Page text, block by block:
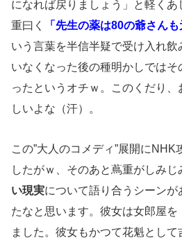
になれば戻りましょう」と軽く
重曰く
「先生の薬は80の爺さん
いう言葉を半信半疑で受け入れ
いなくなった後の種明かしではそ
ったというオチｗ。このくだり
しいよな（汗）。
この”大人のコメディ”展開に
したがｗ、そのあと蔦重がしみじ
い現実について語り合うシーン
たなと思います。彼女は女郎屋を
ました。彼女もかつて花魁とし